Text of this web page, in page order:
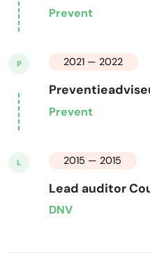
Prevent
P 2021 — 2022
Prevent
L 2015 — 2015
Lead auditor
DNV